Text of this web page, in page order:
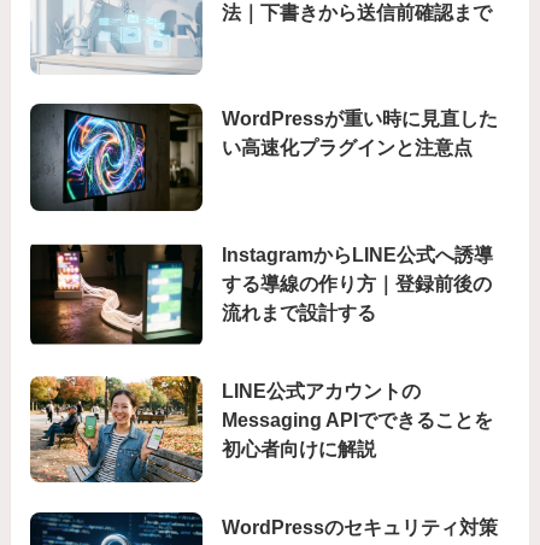
法｜下書きから送信前確認まで
WordPressが重い時に見直した
い高速化プラグインと注意点
InstagramからLINE公式へ誘導
する導線の作り方｜登録前後の
流れまで設計する
LINE公式アカウントの
Messaging APIでできることを
初心者向けに解説
WordPressのセキュリティ対策